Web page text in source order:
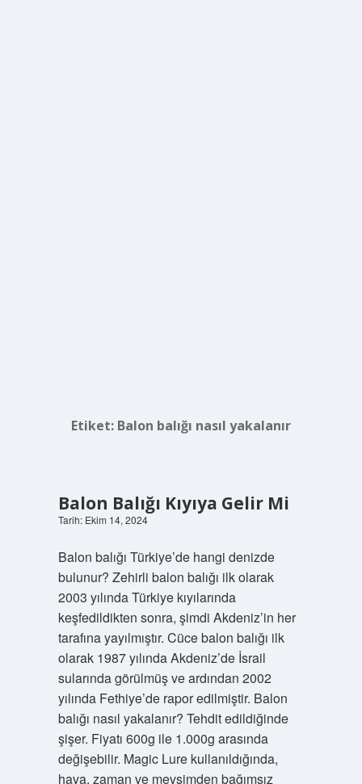
Etiket: Balon balığı nasıl yakalanır
Balon Balığı Kıyıya Gelir Mi
Tarih: Ekim 14, 2024
Balon balığı Türkiye’de hangi denizde
bulunur? Zehirli balon balığı ilk olarak
2003 yılında Türkiye kıyılarında
keşfedildikten sonra, şimdi Akdeniz’in her
tarafına yayılmıştır. Cüce balon balığı ilk
olarak 1987 yılında Akdeniz’de İsrail
sularında görülmüş ve ardından 2002
yılında Fethiye’de rapor edilmiştir. Balon
balığı nasıl yakalanır? Tehdit edildiğinde
şişer. Fiyatı 600g ile 1.000g arasında
değişebilir. Magic Lure kullanıldığında,
hava, zaman ve mevsimden bağımsız